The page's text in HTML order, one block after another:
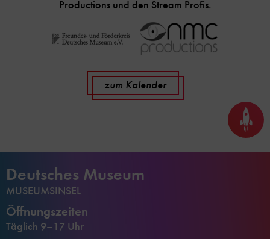
Productions und den Stream Profis.
zum Kalender
Seite
nach
oben
Deutsches Museum
MUSEUMSINSEL
Öffnungszeiten
Täglich 9–17 Uhr